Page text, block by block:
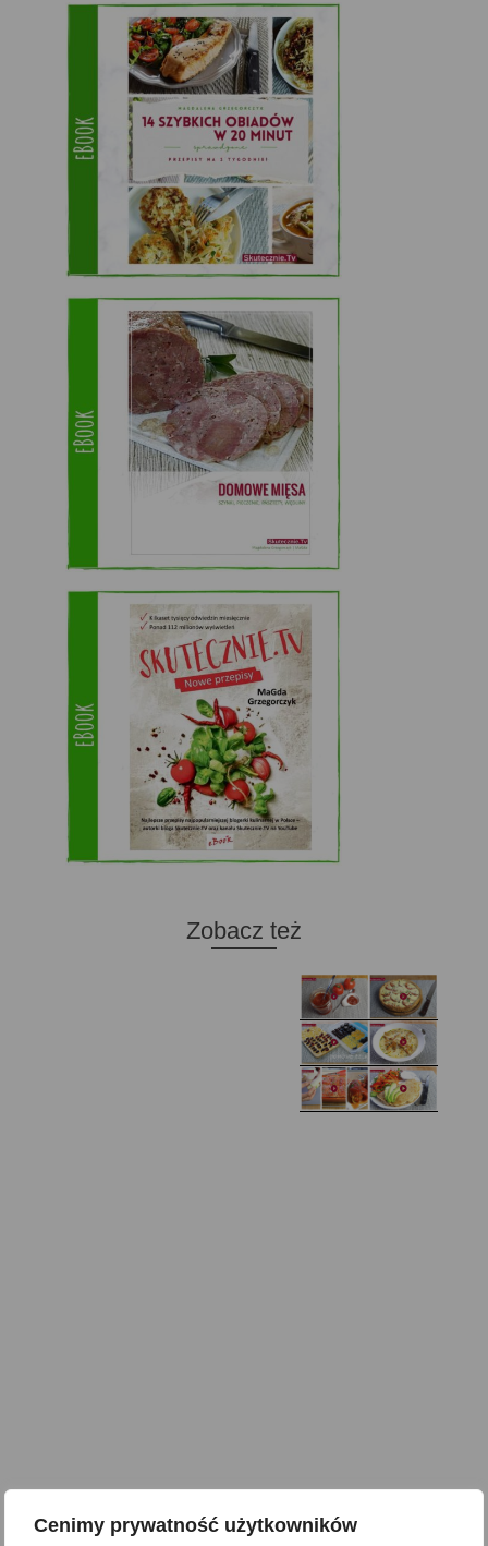
Cenimy prywatność użytkowników
Zobacz też
Domowy ketchup (bez
cukru)
Tarta francuska z
cebulą i pomidorem
Domowe żelki
Zupa kurkowa z
selerem i pietruszką